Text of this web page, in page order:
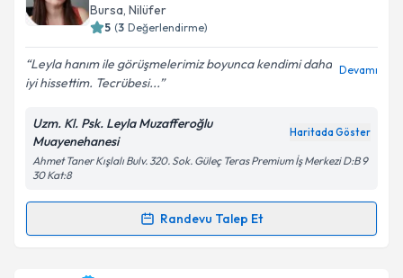
E-posta Adresiniz
Metni'ni okudum ve kişisel verilerimin belirtilen
kapsamda işlenmesini kabul ediyorum.
Takvim Talebini Gönder
Bursa, Nilüfer
5 (3 Değerlendirme)
Leyla hanım ile görüşmelerimiz boyunca kendimi daha
iyi hissettim. Tecrübesi...
Devamı
Uzm. Kl. Psk. Leyla Muzafferoğlu
Muayenehanesi
Haritada Göster
Ahmet Taner Kışlalı Bulv. 320. Sok. Güleç Teras Premium İş Merkezi D:B 9
30 Kat:8
Randevu Talep Et
Randevu Takvimi Talebi